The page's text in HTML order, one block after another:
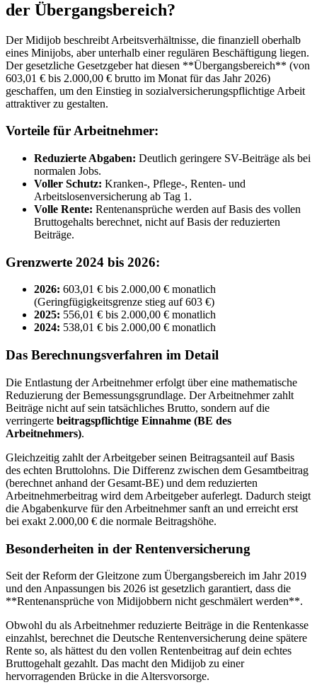
der Übergangsbereich?
Der Midijob beschreibt Arbeitsverhältnisse, die finanziell oberhalb
eines Minijobs, aber unterhalb einer regulären Beschäftigung liegen.
Der gesetzliche Gesetzgeber hat diesen **Übergangsbereich** (von
603,01 € bis 2.000,00 € brutto im Monat für das Jahr 2026)
geschaffen, um den Einstieg in sozialversicherungspflichtige Arbeit
attraktiver zu gestalten.
Vorteile für Arbeitnehmer:
Reduzierte Abgaben: Deutlich geringere SV-Beiträge als bei
normalen Jobs.
Voller Schutz: Kranken-, Pflege-, Renten- und
Arbeitslosenversicherung ab Tag 1.
Volle Rente: Rentenansprüche werden auf Basis des vollen
Bruttogehalts berechnet, nicht auf Basis der reduzierten
Beiträge.
Grenzwerte 2024 bis 2026:
2026: 603,01 € bis 2.000,00 € monatlich
(Geringfügigkeitsgrenze stieg auf 603 €)
2025: 556,01 € bis 2.000,00 € monatlich
2024: 538,01 € bis 2.000,00 € monatlich
Das Berechnungsverfahren im Detail
Die Entlastung der Arbeitnehmer erfolgt über eine mathematische
Reduzierung der Bemessungsgrundlage. Der Arbeitnehmer zahlt
Beiträge nicht auf sein tatsächliches Brutto, sondern auf die
verringerte beitragspflichtige Einnahme (BE des
Arbeitnehmers).
Gleichzeitig zahlt der Arbeitgeber seinen Beitragsanteil auf Basis
des echten Bruttolohns. Die Differenz zwischen dem Gesamtbeitrag
(berechnet anhand der Gesamt-BE) und dem reduzierten
Arbeitnehmerbeitrag wird dem Arbeitgeber auferlegt. Dadurch steigt
die Abgabenkurve für den Arbeitnehmer sanft an und erreicht erst
bei exakt 2.000,00 € die normale Beitragshöhe.
Besonderheiten in der Rentenversicherung
Seit der Reform der Gleitzone zum Übergangsbereich im Jahr 2019
und den Anpassungen bis 2026 ist gesetzlich garantiert, dass die
**Rentenansprüche von Midijobbern nicht geschmälert werden**.
Obwohl du als Arbeitnehmer reduzierte Beiträge in die Rentenkasse
einzahlst, berechnet die Deutsche Rentenversicherung deine spätere
Rente so, als hättest du den vollen Rentenbeitrag auf dein echtes
Bruttogehalt gezahlt. Das macht den Midijob zu einer
hervorragenden Brücke in die Altersvorsorge.